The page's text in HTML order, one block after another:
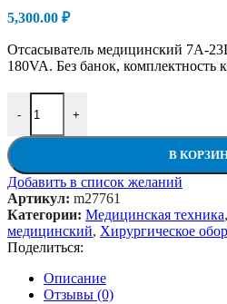
5,300.00 ₽
Отсасыватель медицинский 7A-
180VA. Без банок, комплектность
-
Количество товара Отсасыватель
+
В
Добавить в список желаний
Артикул: m27761
Категории: Медицинская техника,
медицинский, Хирургическое
Поделиться:
Описание
Отзывы (0)